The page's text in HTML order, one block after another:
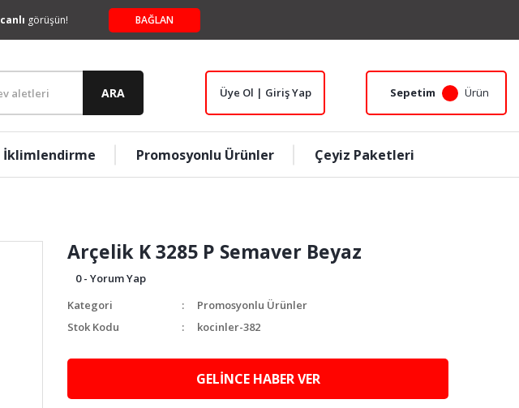
canlı görüşün! BAĞLAN
ARA Üye Ol | Giriş Yap Sepetim Ürün
İklimlendirme Promosyonlu Ürünler Çeyiz Paketleri
Arçelik K 3285 P Semaver Beyaz
0 - Yorum Yap
Kategori
Promosyonlu Ürünler
Stok Kodu
kocinler-382
GELİNCE HABER VER